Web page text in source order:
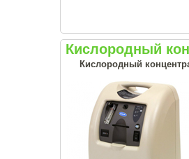
Кислородный
Кислородный